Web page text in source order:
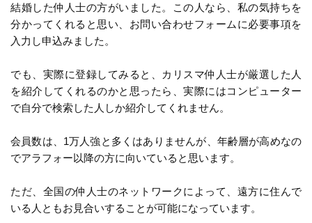
結婚した仲人士の方がいました。この人なら、私の気持ちを
分かってくれると思い、お問い合わせフォームに必要事項を
入力し申込みました。
でも、実際に登録してみると、カリスマ仲人士が厳選した人
を紹介してくれるのかと思ったら、実際にはコンピューター
で自分で検索した人しか紹介してくれません。
会員数は、1万人強と多くはありませんが、年齢層が高めなの
でアラフォー以降の方に向いていると思います。
ただ、全国の仲人士のネットワークによって、遠方に住んで
いる人ともお見合いすることが可能になっています。